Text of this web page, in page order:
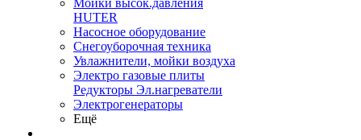
Мойки высок.давления
HUTER
Насосное оборудование
Снегоуборочная техника
Увлажнители, мойки воздуха
Электро газовые плиты
Редукторы Эл.нагреватели
Электрогенераторы
Ещё